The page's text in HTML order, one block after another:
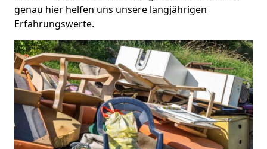
genau hier helfen uns unsere langjährigen
Erfahrungswerte.